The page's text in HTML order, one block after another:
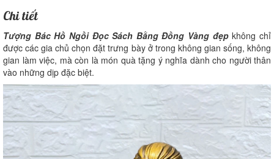
Chi tiết
Tượng Bác Hồ Ngồi Đọc Sách Bằng Đồng Vàng đẹpkhông chỉ
được các gia chủ chọn đặt trưng bày ở trong không gian sống, không
gian làm việc, mà còn là món quà tặng ý nghĩa dành cho người thân
vào những dịp đặc biệt.